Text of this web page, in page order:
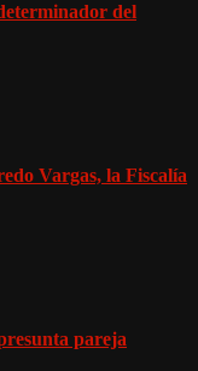
del
Vargas, la Fiscalía
pareja